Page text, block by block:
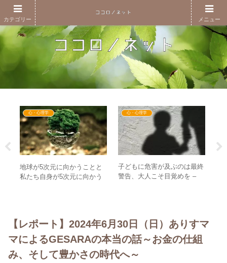
心・心理学
地球が5次元に向かうことと
私たち自身が5次元に向かう
心・心理学
子どもに危害が及ぶのは最終
警告、大人こそ目覚めを –
【レポート】2024年6月30日（日）ありすマ
マによるGESARAの本当の話～お金の仕組
み、そして豊かさの時代へ～
カテゴリー メニュー